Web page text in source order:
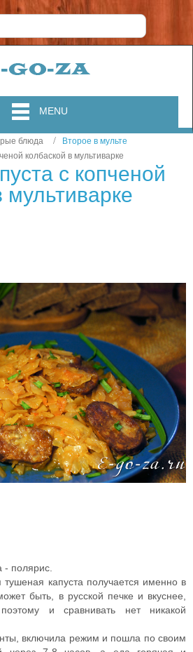
MENU
блюда
Второе в мульте
колбаской в мультиварке
с копченой
мультиварке
- полярис.
капуста получается именно в
быть, в русской печке и вкуснее,
и сравнивать нет никакой
включила режим и пошла по своим